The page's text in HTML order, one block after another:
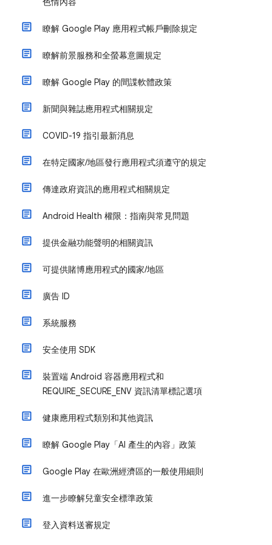
瞭解 Google Play 應用程式帳戶刪除規定
瞭解前景服務和全螢幕意圖規定
瞭解 Google Play 的間諜軟體政策
新聞與雜誌應用程式相關規定
COVID-19 指引最新消息
在特定國家/地區發行應用程式須遵守的規定
傳達政府資訊的應用程式相關規定
Android Health 權限：指南與常見問題
提供金融功能聲明的相關資訊
可提供賭博應用程式的國家/地區
廣告 ID
系統服務
安全使用 SDK
裝置端 Android 容器應用程式和
REQUIRE_SECURE_ENV 資訊清單標記選項
健康應用程式類別和其他資訊
瞭解 Google Play「AI 產生的內容」政策
Google Play 在歐洲經濟區的一般使用細則
進一步瞭解兒童安全標準政策
登入資料送審規定